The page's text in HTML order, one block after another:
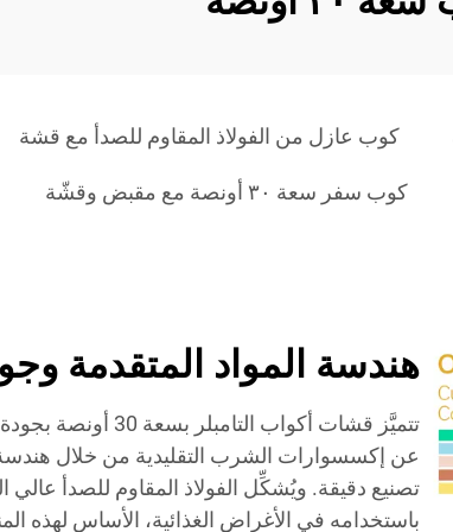
كوب عازل من الفولاذ المقاوم للصدأ مع قشة
كوب سفر سعة ٣٠ أونصة مع مقبض وقشّة
هندسة المواد المتقدمة
تتميَّز قشات أكواب
عن إكسسوارات الشرب التقليدية من خلال
تصنيع دقيقة. ويُشكِّل الفولاذ المقاوم للصدأ عالي
باستخدامه في الأغراض الغذائية، الأساس لهذه